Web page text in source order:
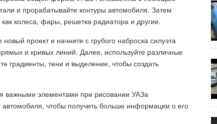
и прорабатывайте контуры автомобиля. Затем
колеса, фары, решетка радиатора и другие.
проект и начните с грубого наброска силуэта
и кривых линий. Далее, используйте различные
градиенты, тени и выделение, чтобы создать
важными элементами при рисовании УАЗа
чтобы получить больше информации о его